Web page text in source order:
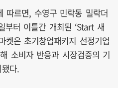
따르면, 수영구 민락동 밀락더
부터 이틀간 개최된 ‘Start 새
켓은 초기창업패키지 선정기업
소비자 반응과 시장검증의 기
다.